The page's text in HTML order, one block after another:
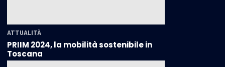
ATTUALITÀ
PRIIM 2024, la mobilità sostenibile in
Toscana